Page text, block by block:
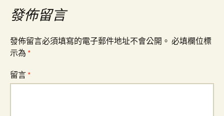
覽發佈留言
發佈留言必須填寫的電子郵件地址不會公開。 必填欄位標
示為 *
留言 *